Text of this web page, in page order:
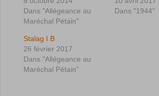
Dans "Allégeance au
Maréchal Pétain"
Dans "1944"
Stalag I B
26 février 2017
Dans "Allégeance au
Maréchal Pétain"